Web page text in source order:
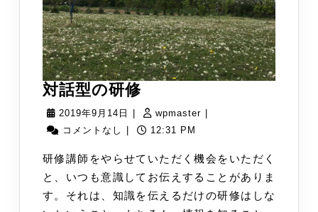
対話型の研修対
話
型
研
修
2019年9月14日
2019
年
月
14
日
wpmaster wpmaster
コメントなし
12:31 PM
研修講師をやらせていただく機会をいただく
と、いつも意識してお伝えすることがありま
す。それは、知識を伝えるだけの研修はしな